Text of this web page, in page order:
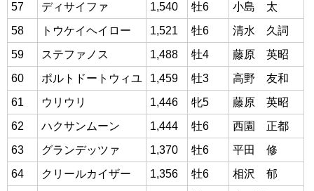
57
ディサイファ 1,540 牡6
小島 太
58
トウケイヘイロー 1,521 牡6
清水 久詞
59
ステファノス 1,488 牡4
藤原 英昭
60
ポルトドートウィユ 1,459 牡3
高野 友和
61
ウリウリ 1,446 牝5
藤原 英昭
62
ハクサンムーン 1,444 牡6
西園 正都
63
グランデッツァ 1,370 牡6
平田 修
64
クリールカイザー 1,356 牡6
相沢 郁